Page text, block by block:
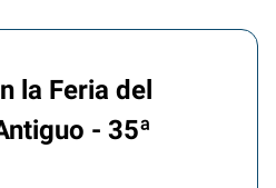
la Feria del
- 35ª